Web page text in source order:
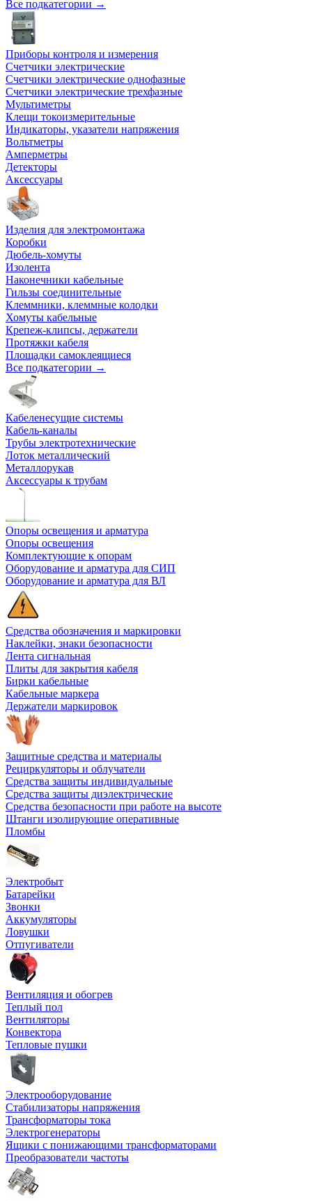
Все подкатегории →
Приборы контроля и измерения
Счетчики электрические
Счетчики электрические однофазные
Счетчики электрические трехфазные
Мультиметры
Клещи токоизмерительные
Индикаторы, указатели напряжения
Вольтметры
Амперметры
Детекторы
Аксессуары
Изделия для электромонтажа
Коробки
Дюбель-хомуты
Изолента
Наконечники кабельные
Гильзы соединительные
Клеммники, клеммные колодки
Хомуты кабельные
Крепеж-клипсы, держатели
Протяжки кабеля
Площадки самоклеящиеся
Все подкатегории →
Кабеленесущие системы
Кабель-каналы
Трубы электротехнические
Лоток металлический
Металлорукав
Аксессуары к трубам
Опоры освещения и арматура
Опоры освещения
Комплектующие к опорам
Оборудование и арматура для СИП
Оборудование и арматура для ВЛ
Средства обозначения и маркировки
Наклейки, знаки безопасности
Лента сигнальная
Плиты для закрытия кабеля
Бирки кабельные
Кабельные маркера
Держатели маркировок
Защитные средства и материалы
Рециркуляторы и облучатели
Средства защиты индивидуальные
Средства защиты диэлектрические
Средства безопасности при работе на высоте
Штанги изолирующие оперативные
Пломбы
Электробыт
Батарейки
Звонки
Аккумуляторы
Ловушки
Отпугиватели
Вентиляция и обогрев
Теплый пол
Вентиляторы
Конвектора
Тепловые пушки
Электрооборудование
Стабилизаторы напряжения
Трансформаторы тока
Электрогенераторы
Ящики с понижающими трансформаторами
Преобразователи частоты